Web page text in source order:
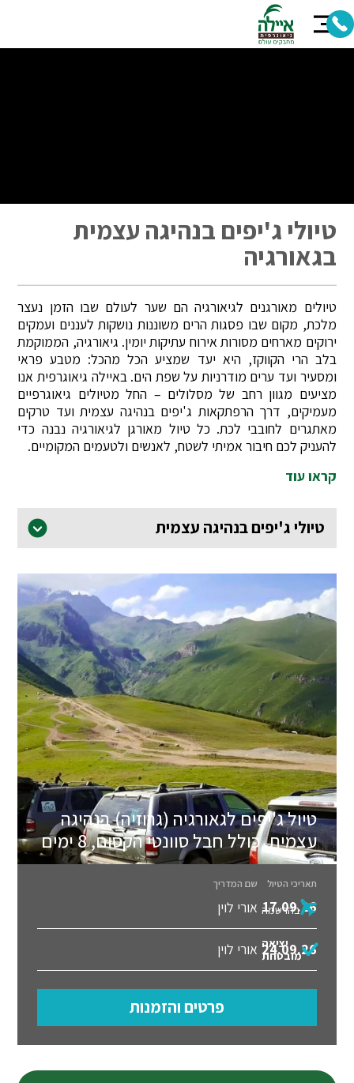
טיולי ג'יפים בנהיגה עצמית
בגאורגיה
טיולים מאורגנים לגיאורגיה הם שער לעולם שבו הזמן נעצר
מלכת, מקום שבו פסגות הרים משוננות נושקות לעננים ועמקים
ירוקים מארחים מסורות אירוח עתיקות יומין. גיאורגיה, הממוקמת
בלב הרי הקווקז, היא יעד שמציע הכל מהכל: מטבע פראי
ומסעיר ועד ערים מודרניות על שפת הים. באיילה גיאוגרפית אנו
מציעים מגוון רחב של מסלולים – החל מטיולים גיאוגרפיים
מעמיקים, דרך הרפתקאות ג'יפים בנהיגה עצמית ועד טרקים
מאתגרים לחובבי לכת. כל טיול מאורגן לגיאורגיה נבנה כדי
להעניק לכם חיבור אמיתי לשטח, לאנשים ולטעמים המקומיים.
קראו עוד
טיולי ג'יפים בנהיגה עצמית
טיול ג'יפים לגאורגיה (גרוזיה) בנהיגה
עצמית, כולל חבל סוונטי הקסום, 8 ימים
תאריכי הטיול שם המדריך
17.09.26 אורי לוין בהרשמה
24.09.26 אורי לוין יציאה
מובטחת
פרטים והזמנות